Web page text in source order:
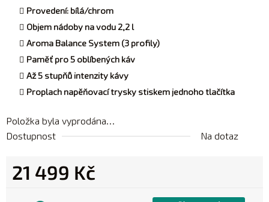
Provedení: bílá/chrom
Objem nádoby na vodu 2,2 l
Aroma Balance System (3 profily)
Paměť pro 5 oblíbených káv
Až 5 stupňů intenzity kávy
Proplach napěňovací trysky stiskem jednoho tlačítka
Položka byla vyprodána…
Dostupnost
Na dotaz
21 499 Kč